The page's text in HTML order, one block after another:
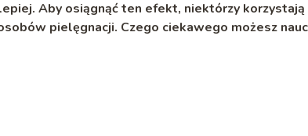
Aby osiągnąć ten efekt, niektórzy korzystają
pielęgnacji. Czego ciekawego możesz